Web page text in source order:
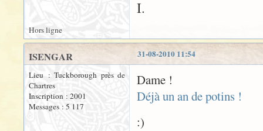
I.
Hors ligne
31-08-2010 11:54
ISENGAR
Lieu : Tuckborough près de
Chartres
Inscription : 2001
Messages : 5 117
Dame !
Déjà un an de potins !
:)